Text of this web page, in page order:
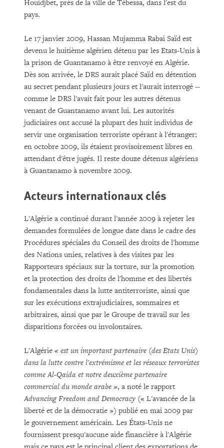
Houidjbet, près de la ville de Tébessa, dans l'est du
pays.
Le 17 janvier 2009, Hassan Mujamma Rabai Saïd est
devenu le huitième algérien détenu par les Etats-Unis à
la prison de Guantanamo à être renvoyé en Algérie.
Dès son arrivée, le DRS aurait placé Saïd en détention
au secret pendant plusieurs jours et l'aurait interrogé --
comme le DRS l'avait fait pour les autres détenus
venant de Guantanamo avant lui. Les autorités
judiciaires ont accusé la plupart des huit individus de
servir une organisation terroriste opérant à l'étranger;
en octobre 2009, ils étaient provisoirement libres en
attendant d'être jugés. Il reste douze détenus algériens
à Guantanamo à novembre 2009.
Acteurs internationaux clés
L'Algérie a continué durant l'année 2009 à rejeter les
demandes formulées de longue date dans le cadre des
Procédures spéciales du Conseil des droits de l'homme
des Nations unies, relatives à des visites par les
Rapporteurs spéciaux sur la torture, sur la promotion
et la protection des droits de l'homme et des libertés
fondamentales dans la lutte antiterroriste, ainsi que
sur les exécutions extrajudiciaires, sommaires et
arbitraires, ainsi que par le Groupe de travail sur les
disparitions forcées ou involontaires.
L'Algérie « est un important partenaire (des Etats Unis)
dans la lutte contre l'extrémisme et les réseaux terroristes
comme Al-Qaida et notre deuxième partenaire
commercial du monde arabe », a noté le rapport
Advancing Freedom and Democracy (« L'avancée de la
liberté et de la démocratie ») publié en mai 2009 par
le gouvernement américain. Les États-Unis ne
fournissent presqu'aucune aide financière à l'Algérie